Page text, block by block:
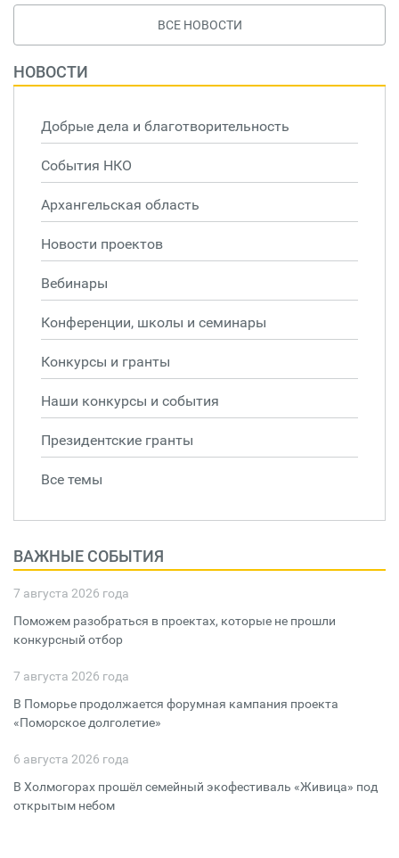
ВСЕ НОВОСТИ
НОВОСТИ
Добрые дела и благотворительность
События НКО
Архангельская область
Новости проектов
Вебинары
Конференции, школы и семинары
Конкурсы и гранты
Наши конкурсы и события
Президентские гранты
Все темы
ВАЖНЫЕ СОБЫТИЯ
7 августа 2026 года
Поможем разобраться в проектах, которые не прошли
конкурсный отбор
7 августа 2026 года
В Поморье продолжается форумная кампания проекта
«Поморское долголетие»
6 августа 2026 года
В Холмогорах прошёл семейный экофестиваль «Живица» под
открытым небом